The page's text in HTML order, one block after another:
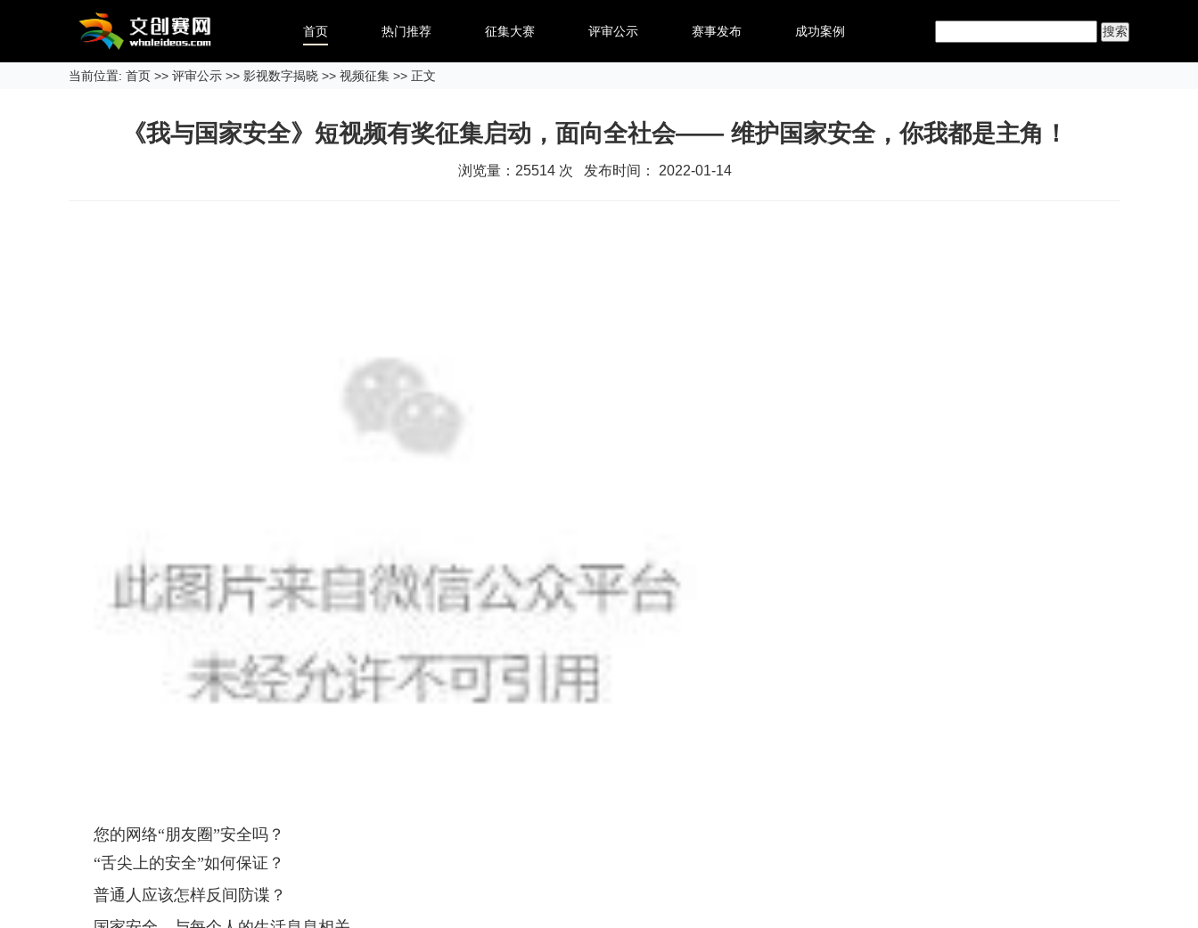
首页 热门推荐 征集大赛 评审公示 赛事发布 成功案例
当前位置: 首页 >> 评审公示 >> 影视数字揭晓 >> 视频征集 >> 正文
《我与国家安全》短视频有奖征集启动，面向全社会—— 维护国家安全，你我都是主角！
浏览量： 25514次 发布时间： 2022-01-14
您的网络“朋友圈”安全吗？
“舌尖上的安全”如何保证？
普通人应该怎样反间防谍？